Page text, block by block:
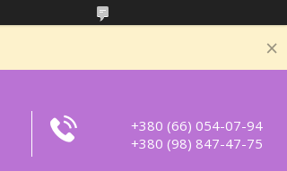
+380 (66) 054-07-94
+380 (98) 847-47-75